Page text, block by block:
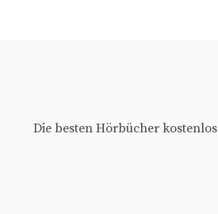
Die besten Hörbücher kostenlos